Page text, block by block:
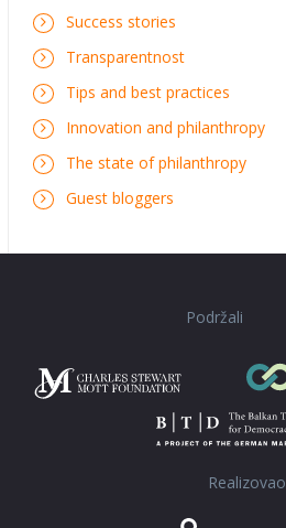
Success stories
Transparentnost
Tips and best practices
Innovation and philanthropy
The state of philanthropy
Guest bloggers
Podržali
Realizovao